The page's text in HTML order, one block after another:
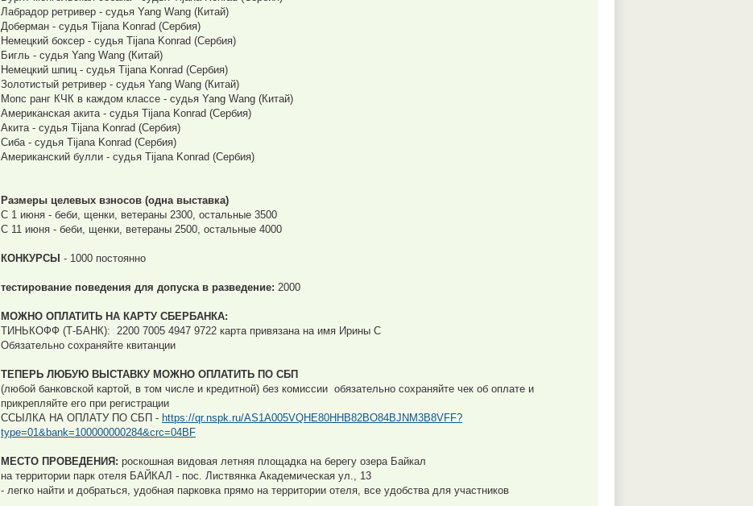
Лабрадор ретривер - судья Yang Wang (Китай)
Доберман - судья Tijana Konrad (Сербия)
Немецкий боксер - судья Tijana Konrad (Сербия)
Бигль - судья Yang Wang (Китай)
Немецкий шпиц - судья Tijana Konrad (Сербия)
Золотистый ретривер - судья Yang Wang (Китай)
Мопс ранг КЧК в каждом классе - судья Yang Wang (Китай)
Американская акита - судья Tijana Konrad (Сербия)
Акита - судья Tijana Konrad (Сербия)
Сиба - судья Tijana Konrad (Сербия)
Американский булли - судья Tijana Konrad (Сербия)
Размеры целевых взносов (одна выставка)
С 1 июня - беби, щенки, ветераны 2300, остальные 3500
С 11 июня - беби, щенки, ветераны 2500, остальные 4000
КОНКУРСЫ - 1000 постоянно
тестирование поведения для допуска в разведение: 2000
МОЖНО ОПЛАТИТЬ НА КАРТУ СБЕРБАНКА:
ТИНЬКОФФ (Т-БАНК): 2200 7005 4947 9722 карта привязана на имя Ирины С
Обязательно сохраняйте квитанции
ТЕПЕРЬ ЛЮБУЮ ВЫСТАВКУ МОЖНО ОПЛАТИТЬ ПО СБП
(любой банковской картой, в том числе и кредитной) без комиссии обязательно сохраняйте чек об оплате и
прикрепляйте его при регистрации
ССЫЛКА НА ОПЛАТУ ПО СБП - https://qr.nspk.ru/AS1A005VQHE80HHB82BO84BJNM3B8VFF?
type=01&bank=100000000284&crc=04BF
МЕСТО ПРОВЕДЕНИЯ: роскошная видовая летняя площадка на берегу озера Байкал
на территории парк отеля БАЙКАЛ - пос. Листвянка Академическая ул., 13
- легко найти и добраться, удобная парковка прямо на территории отеля, все удобства для участников